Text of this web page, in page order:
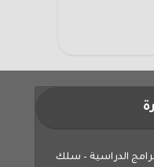
الدراسية – سلك